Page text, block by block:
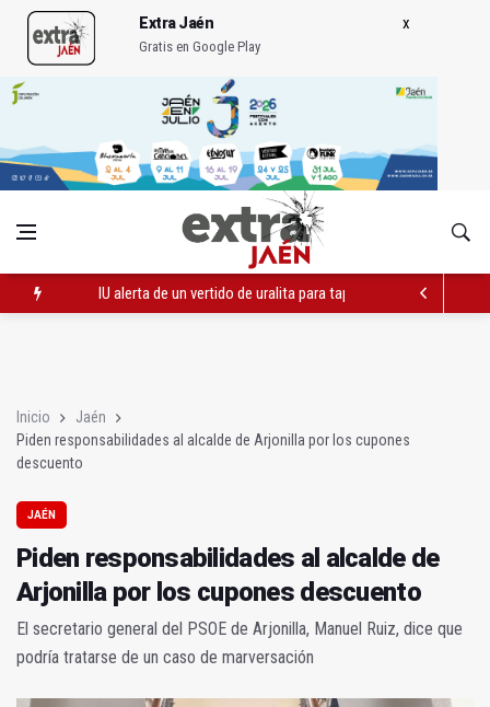
Extra Jaén
Gratis en Google Play
IU alerta de un vertido de uralita para tapar baches en un
Inicio
Jaén
Piden responsabilidades al alcalde de Arjonilla por los cupones
descuento
JAÉN
Piden responsabilidades al alcalde de
Arjonilla por los cupones descuento
El secretario general del PSOE de Arjonilla, Manuel Ruiz, dice que
podría tratarse de un caso de marversación